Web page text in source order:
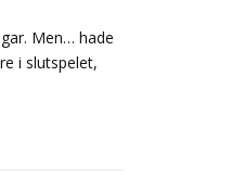
Men… hade
i slutspelet,